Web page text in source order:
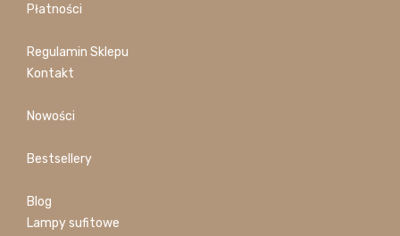
Płatności
Regulamin Sklepu
Kontakt
Nowości
Bestsellery
Blog
Lampy sufitowe